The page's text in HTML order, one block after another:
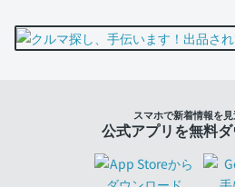
スマホで新着情報を
公式アプリを無料